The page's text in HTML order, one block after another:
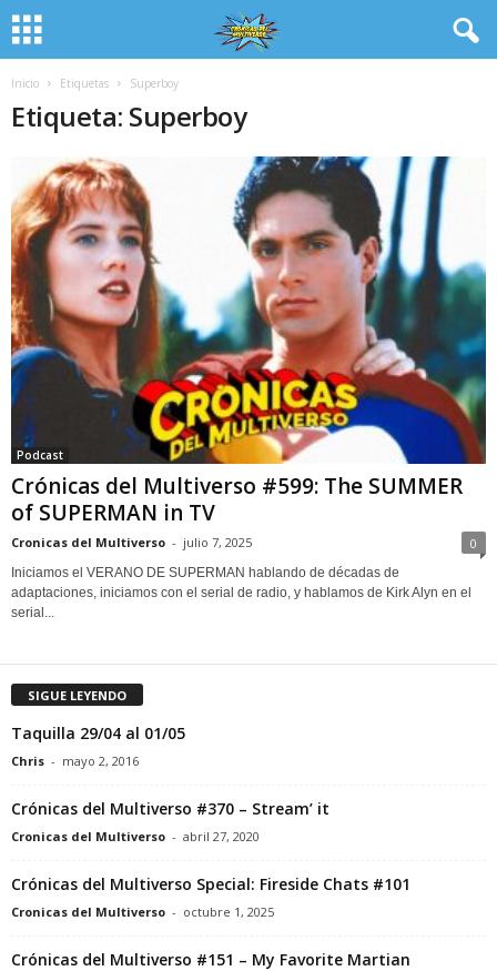
Inicio Etiquetas Superboy
Etiqueta: Superboy
Podcast
Crónicas del Multiverso #599: The SUMMER
of SUPERMAN in TV
Cronicas del Multiverso - julio 7, 2025 0
Iniciamos el VERANO DE SUPERMAN hablando de décadas de
adaptaciones, iniciamos con el serial de radio, y hablamos de Kirk Alyn en el
serial...
SIGUE LEYENDO
Taquilla 29/04 al 01/05
Chris - mayo 2, 2016
Crónicas del Multiverso #370 – Stream’ it
Cronicas del Multiverso - abril 27, 2020
Crónicas del Multiverso Special: Fireside Chats #101
Cronicas del Multiverso - octubre 1, 2025
Crónicas del Multiverso #151 – My Favorite Martian